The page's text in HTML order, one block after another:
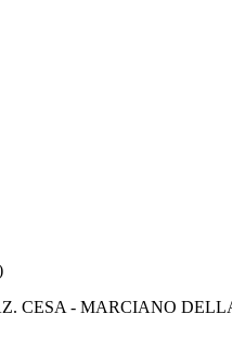
CESA - MARCIANO